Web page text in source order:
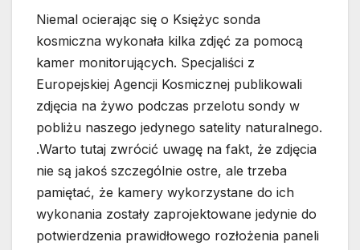
Niemal ocierając się o Księżyc sonda
kosmiczna wykonała kilka zdjęć za pomocą
kamer monitorujących. Specjaliści z
Europejskiej Agencji Kosmicznej publikowali
zdjęcia na żywo podczas przelotu sondy w
pobliżu naszego jedynego satelity naturalnego.
.Warto tutaj zwrócić uwagę na fakt, że zdjęcia
nie są jakoś szczególnie ostre, ale trzeba
pamiętać, że kamery wykorzystane do ich
wykonania zostały zaprojektowane jedynie do
potwierdzenia prawidłowego rozłożenia paneli